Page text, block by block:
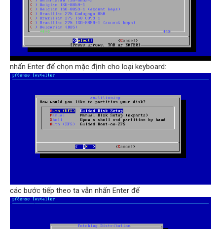
nhấn Enter để chọn mặc định cho loại keyboard:
các bước tiếp theo ta vẫn nhấn Enter để